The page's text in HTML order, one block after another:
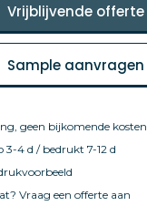
Vrijblijvende offerte
Sample aanvragen
geen bijkomende kosten
3-4 d / bedrukt 7-12 d
Vraag een offerte aan